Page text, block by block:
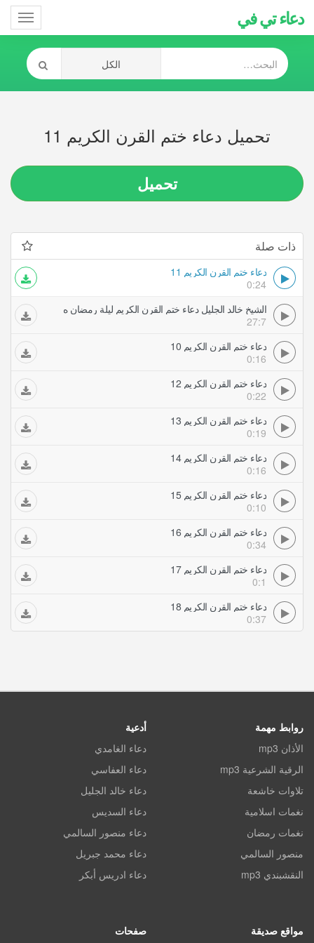
دعاء تي في
تحميل دعاء ختم القرن الكريم 11
تحميل
ذات صلة
دعاء ختم القرن الكريم 11
0:24
الشيخ خالد الجليل دعاء ختم القرن الكريم ليلة رمضان ه
27:7
دعاء ختم القرن الكريم 10
0:16
دعاء ختم القرن الكريم 12
0:22
دعاء ختم القرن الكريم 13
0:19
دعاء ختم القرن الكريم 14
0:16
دعاء ختم القرن الكريم 15
0:10
دعاء ختم القرن الكريم 16
0:34
دعاء ختم القرن الكريم 17
0:1
دعاء ختم القرن الكريم 18
0:37
روابط مهمة
الأذان mp3
الرقية الشرعية mp3
تلاوات خاشعة
نغمات اسلامية
نغمات رمضان
منصور السالمي
النقشبندي mp3
أدعية
دعاء الغامدي
دعاء العفاسي
دعاء خالد الجليل
دعاء السديس
دعاء منصور السالمي
دعاء محمد جبريل
دعاء ادريس أبكر
مواقع صديقة صفحات